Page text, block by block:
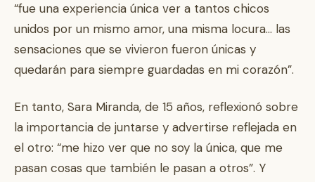
“fue una experiencia única ver a tantos chicos
unidos por un mismo amor, una misma locura… las
sensaciones que se vivieron fueron únicas y
quedarán para siempre guardadas en mi corazón”.
En tanto, Sara Miranda, de 15 años, reflexionó sobre
la importancia de juntarse y advertirse reflejada en
el otro: “me hizo ver que no soy la única, que me
pasan cosas que también le pasan a otros”. Y